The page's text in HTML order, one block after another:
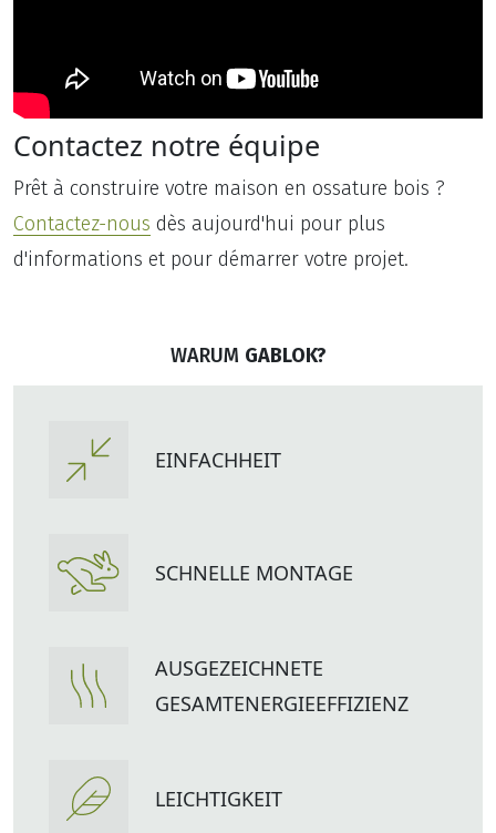
WARUM GABLOK?
EINFACHHEIT
SCHNELLE MONTAGE
AUSGEZEICHNETE
GESAMTENERGIEEFFIZIENZ
LEICHTIGKEIT
Contactez notre équipe
Prêt à construire votre maison en ossature bois ?
Contactez-nous dès aujourd'hui pour plus
d'informations et pour démarrer votre projet.